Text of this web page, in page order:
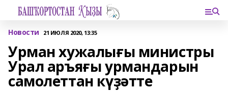
Новости 21 ИЮЛЯ 2020, 13:35
Урман хужалығы министры
Урал аръяғы урмандарын
самолеттан күҙәтте